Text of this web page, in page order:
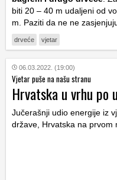
biti 20 – 40 m udaljeni od
m. Paziti da ne ne
drveće vjetar
06.03.2022. (19:00)
Vjetar puše na našu stranu
Hrvatska u vrhu po
Jučerašnji udio energije iz
države, Hrvatska na prvom